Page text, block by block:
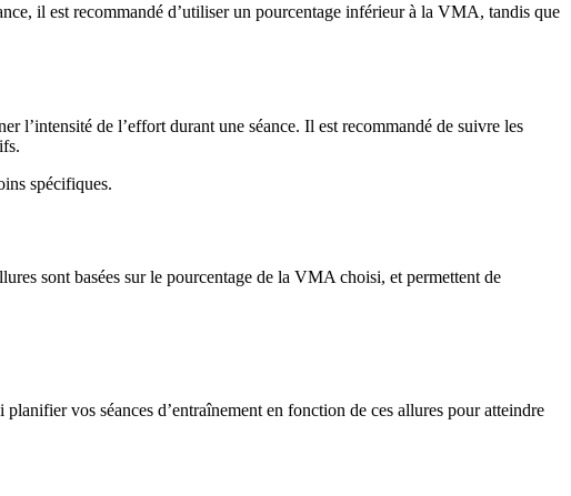
il est recommandé d’utiliser un pourcentage inférieur à la VMA, tandis que
l’intensité de l’effort durant une séance. Il est recommandé de suivre les
spécifiques.
sont basées sur le pourcentage de la VMA choisi, et permettent de
vos séances d’entraînement en fonction de ces allures pour atteindre